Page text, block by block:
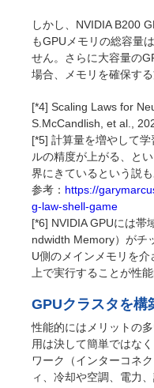
しかし、NVIDIA B200
もGPUメモリの総容量
せん。さらに大容量の
場合、メモリを確保す
[*4] Scaling Laws for
S.McCandlish, et al.,
[*5] 計算量を増やして
ルの精度が上がる、と
界にきているという説も
参考： https://
g-law-shell-game
[*6] NVIDIA GPUには帯
ndwidth Memory）がチ
U側のメインメモリを
上で実行することが性能
GPUクラスタを構
性能的にはメリットの
用は決して簡単ではな
ワーク（インターコネ
ィ、冷却や空調、電力